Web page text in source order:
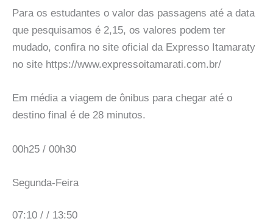
Para os estudantes o valor das passagens até a data
que pesquisamos é 2,15, os valores podem ter
mudado, confira no site oficial da Expresso Itamaraty
no site https://www.expressoitamarati.com.br/
Em média a viagem de ônibus para chegar até o
destino final é de 28 minutos.
00h25 / 00h30
Segunda-Feira
07:10 / / 13:50